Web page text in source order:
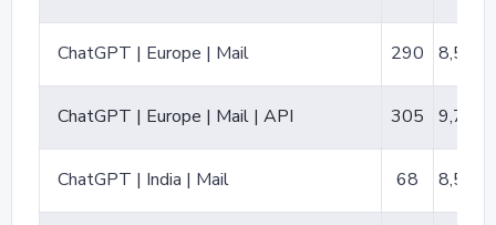
ChatGPT | Europe | Mail 290 8,50 ₽
ChatGPT | Europe | Mail | API 305 9,70 ₽
ChatGPT | India | Mail 68 8,50 ₽